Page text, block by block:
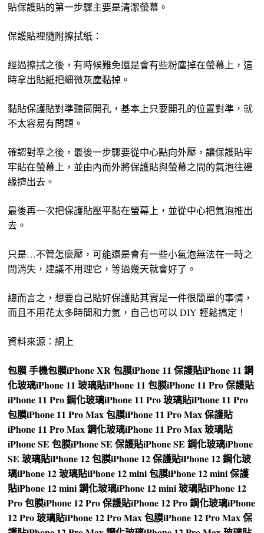
貼保護貼的第一步驟主要是清潔螢幕。
保護貼裡隨附擦拭紙：
經過擦拭之後，有時候難免還是會有些粉塵掉在螢幕上，這
時拿出貼紙把細微灰塵黏掉。
黏貼保護貼對準聽筒開孔，基本上只要開孔的位置對準，就
不太容易有問題。
確認對準之後，最後一步驟要從中心點向外壓，讓保護貼牢
牢貼在螢幕上，並由內而外將保護貼與螢幕之間的氣泡往邊
緣擠出去。
最後再一次把保護貼壓平黏在螢幕上，並從中心把氣泡推出
去。
只是…不管怎麼壓，可能還是會有一些小氣泡無法在一時之
間消失，建議不用理它，等過幾天就會好了。
總而言之，想要自己貼好保護貼其實是一件很簡單的事情，
而且不用花太多時間和力氣，自己也可以 DIY 輕鬆搞定！
資料來源：網上
包膜手機包膜iPhone XR 包膜iPhone 11 保護貼iPhone 11 鋼
化玻璃iPhone 11 玻璃貼iPhone 11 包膜iPhone 11 Pro 保護貼
iPhone 11 Pro 鋼化玻璃iPhone 11 Pro 玻璃貼iPhone 11 Pro
包膜iPhone 11 Pro Max 包膜iPhone 11 Pro Max 保護貼
iPhone 11 Pro Max 鋼化玻璃iPhone 11 Pro Max 玻璃貼
iPhone SE 包膜iPhone SE 保護貼iPhone SE 鋼化玻璃iPhone
SE 玻璃貼iPhone 12 包膜iPhone 12 保護貼iPhone 12 鋼化玻
璃iPhone 12 玻璃貼iPhone 12 mini 包膜iPhone 12 mini 保護
貼iPhone 12 mini 鋼化玻璃iPhone 12 mini 玻璃貼iPhone 12
Pro 包膜iPhone 12 Pro 保護貼iPhone 12 Pro 鋼化玻璃iPhone
12 Pro 玻璃貼iPhone 12 Pro Max 包膜iPhone 12 Pro Max 保